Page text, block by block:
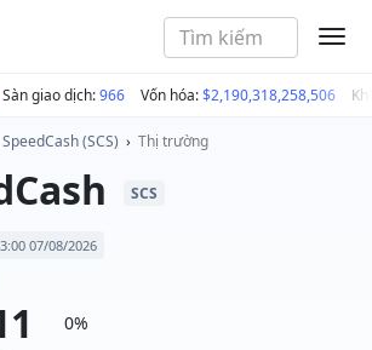
Sàn giao dịch:966 Vốn hóa:$2,190,318,258,506
SpeedCash (SCS) › Thị trường
SCS
07/08/2026
0%